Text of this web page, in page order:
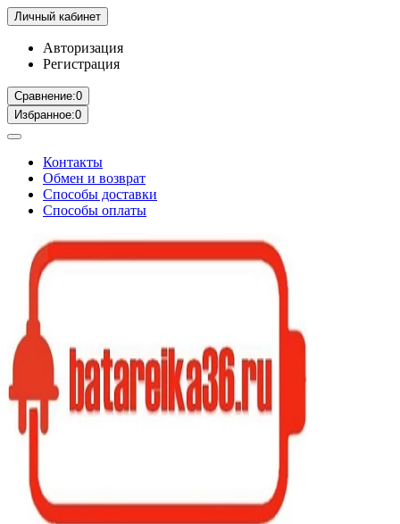
Личный кабинет
Авторизация
Регистрация
Сравнение:0
Избранное:0
Контакты
Обмен и возврат
Способы доставки
Способы оплаты